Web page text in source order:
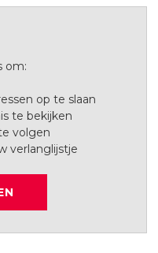
om:
op te slaan
te bekijken
volgen
verlanglijstje